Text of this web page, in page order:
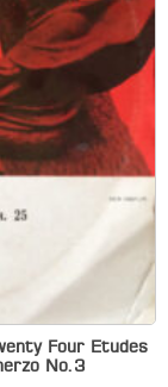
Four Etudes
No.3